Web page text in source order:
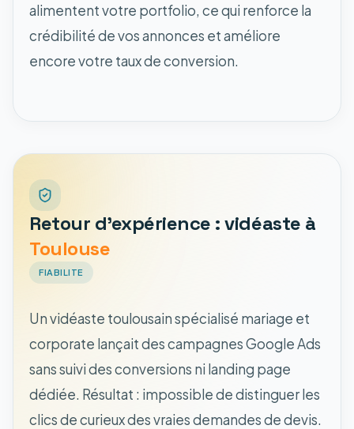
alimentent votre portfolio, ce qui renforce la
crédibilité de vos annonces et améliore
encore votre taux de conversion.
Retour d'expérience : vidéaste à
Toulouse
FIABILITE
Un vidéaste toulousain spécialisé mariage et
corporate lançait des campagnes Google Ads
sans suivi des conversions ni landing page
dédiée. Résultat : impossible de distinguer les
clics de curieux des vraies demandes de devis.